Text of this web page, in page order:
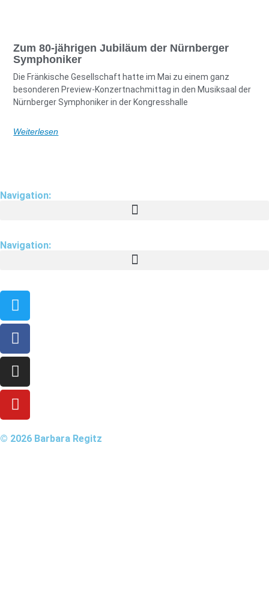
Zum 80-jährigen Jubiläum der Nürnberger
Symphoniker
Die Fränkische Gesellschaft hatte im Mai zu einem ganz
besonderen Preview-Konzertnachmittag in den Musiksaal der
Nürnberger Symphoniker in der Kongresshalle
Weiterlesen
Navigation:
Navigation:
© 2026 Barbara Regitz